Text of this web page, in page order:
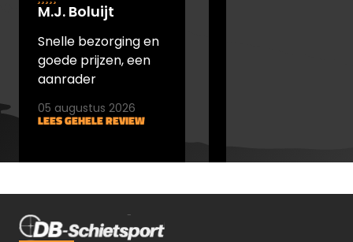
M.J. Boluijt
Snelle bezorging en
goede prijzen, een
aanrader
LEES GEHELE REVIEW
05 augustus 2026